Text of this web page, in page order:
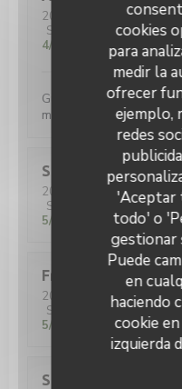
cookies
para
medir la
ofrecer
ejemplo,
redes
'Aceptar
todo' o
gestionar
Puede
en
haciendo
cookie
izquierda
2026-07-29
- 19:00 -
Servicio
Ambiente :
4/5
Gutes Bier, gutes
mehr?
Sara
2026-07-28
- 20:15 -
Servicio
Ambiente:
5/5
Fred
2026-07-24 - 20:00 -
Servicio
/5 Ambiente :
5/5
Stéphane